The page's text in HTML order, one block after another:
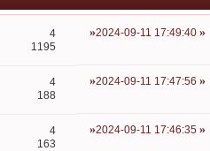
4
1195
2024-09-11 17:49:40
4
188
2024-09-11 17:47:56
4
163
2024-09-11 17:46:35